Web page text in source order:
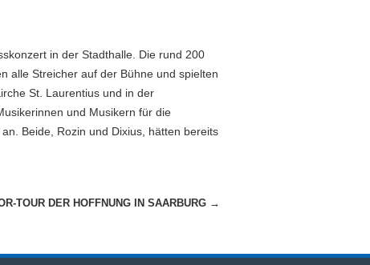
in der Stadthalle. Die rund 200
alle Streicher auf der Bühne und spielten
St. Laurentius und in der
und Musikern für die
Beide, Rozin und Dixius, hätten bereits
TOUR DER HOFFNUNG IN SAARBURG →